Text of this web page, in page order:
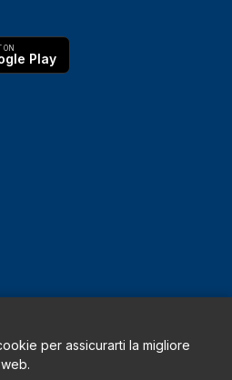
ON
Play
per assicurarti la migliore